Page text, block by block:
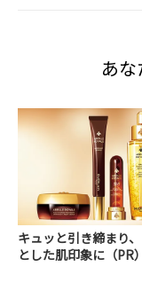
あ
キュッと引き締まり
とした肌印象に（PR）